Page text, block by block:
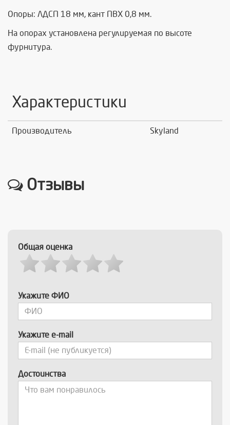
Опоры: ЛДСП 18 мм, кант ПВХ 0,8 мм.
На опорах установлена регулируемая по высоте
фурнитура.
Характеристики
Производитель Skyland
Отзывы
Общая оценка
Укажите ФИО
Укажите e-mail
Достоинства